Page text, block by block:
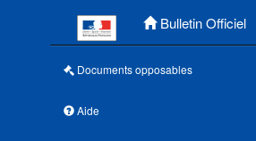
Bulletin Officiel
Documents opposables
Aide